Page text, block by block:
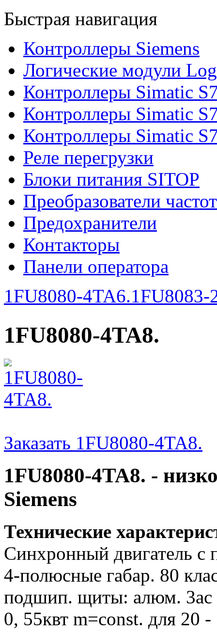
Быстрая навигация
Контроллеры Siemens
Логические модули
Контроллеры Simatic
Контроллеры Simatic
Контроллеры Simatic
Реле перегрузки
Блоки питания SITOP
Преобразователи
Предохранители
Контакторы
Панели оператора
1FU8080-4TA6.1FU8083-
1FU8080-4TA8.
Заказать 1FU8080-4TA8.
1FU8080-4TA8. -
Siemens
Технические
Синхронный двигатель с
4-полюсные габар. 80
подшип. щиты: алюм. 3ac
0, 55квт m=const. для 20